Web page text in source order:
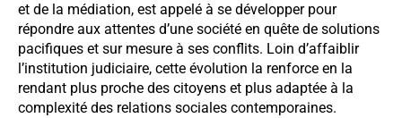
et de la médiation, est appelé à se développer pour
répondre aux attentes d’une société en quête de solutions
pacifiques et sur mesure à ses conflits. Loin d’affaiblir
l’institution judiciaire, cette évolution la renforce en la
rendant plus proche des citoyens et plus adaptée à la
complexité des relations sociales contemporaines.